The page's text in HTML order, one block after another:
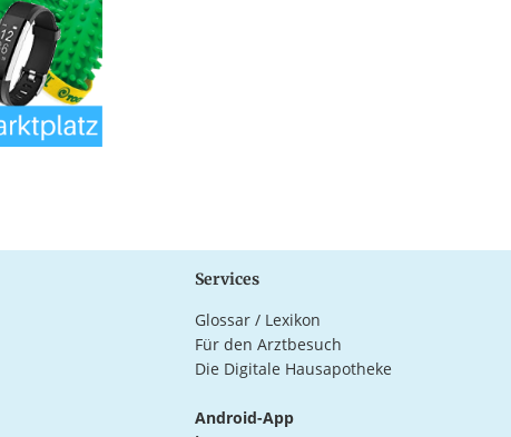
Services
Glossar / Lexikon
Für den Arztbesuch
Die Digitale Hausapotheke
Android-App